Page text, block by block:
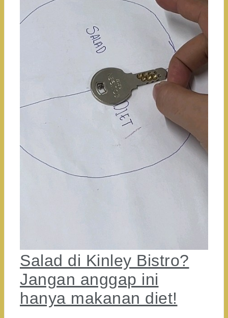
Salad di Kinley Bistro?
Jangan anggap ini
hanya makanan diet!